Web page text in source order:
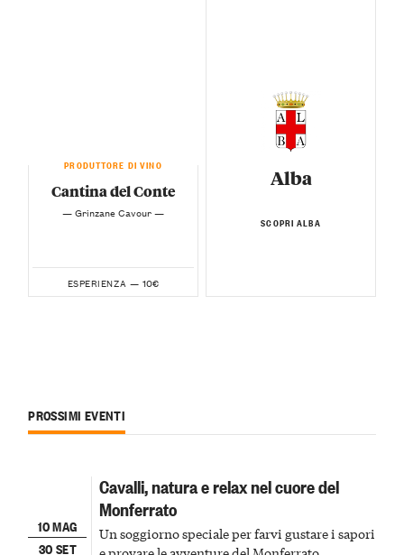
PRODUTTORE DI VINO
Cantina del Conte
— Grinzane Cavour —
ESPERIENZA — 10€
Alba
SCOPRI ALBA
PROSSIMI EVENTI
10 MAG
30 SET
Cavalli, natura e relax nel cuore del
Monferrato
Un soggiorno speciale per farvi gustare i sapori